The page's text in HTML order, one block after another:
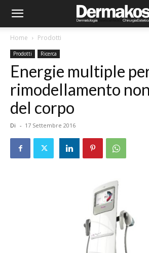
Home Prodotti
Prodotti Ricerca
Energie multiple
rimodellamento
del corpo
Di - 17 Settembre 2016